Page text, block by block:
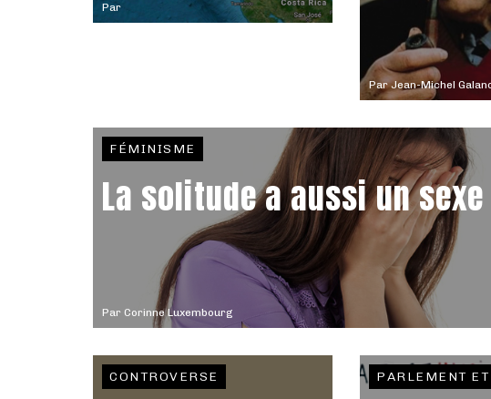
Par
ParJean-Michel
Par Corinne Luxembourg
FÉMINISME
La solitude a aussi un sexe
CONTROVERSE PARLEMENT ET